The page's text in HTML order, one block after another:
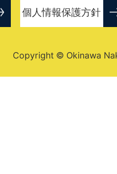
個人情報保護方針
Copyright © Okinawa